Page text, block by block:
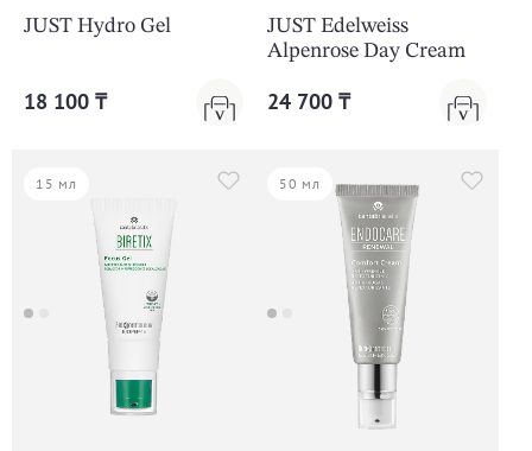
JUST Hydro Gel
18 100 ₸
JUST Edelweiss
Alpenrose Day Cream
24 700 ₸
15 мл 50 мл